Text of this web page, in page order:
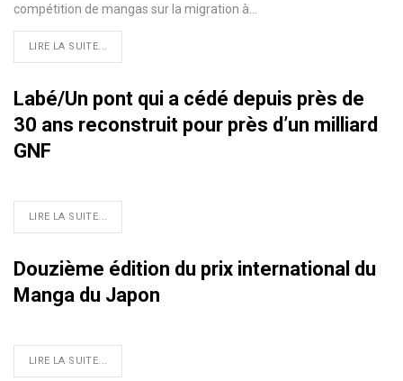
compétition de mangas sur la migration à
LIRE LA SUITE...
Labé/Un pont qui a cédé depuis près de
30 ans reconstruit pour près d’un milliard
GNF
LIRE LA SUITE...
Douzième édition du prix international du
Manga du Japon
LIRE LA SUITE...